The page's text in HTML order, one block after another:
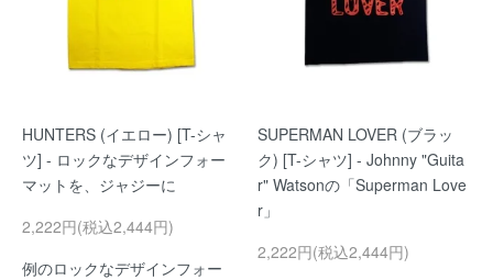
HUNTERS (イエロー) [T-シャ
ツ] - ロックなデザインフォー
マットを、ジャジーに
2,222円(税込2,444円)
例のロックなデザインフォー
SUPERMAN LOVER (ブラッ
ク) [T-シャツ] - Johnny "Guita
r" Watsonの「Superman Love
r」
2,222円(税込2,444円)